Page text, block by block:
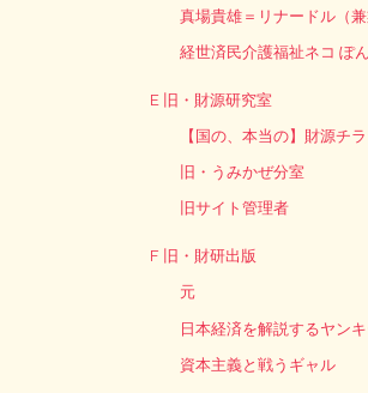
真場貴雄＝リナードル（兼
経世済民介護福祉ネコ ぽ
E 旧・財源研究室
【国の、本当の】財源チ
旧・うみかぜ分室
旧サイト管理者
F 旧・財研出版
元
日本経済を解説するヤン
資本主義と戦うギャル